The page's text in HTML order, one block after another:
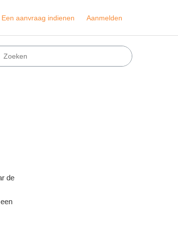
Een aanvraag indienen Aanmelden
de